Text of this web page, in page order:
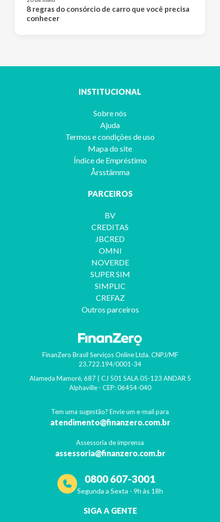
8 regras do consórcio de carro que você precisa
conhecer
INSTITUCIONAL
Sobre nós
Ajuda
Termos e condições de uso
Mapa do site
Índice de Empréstimo
Årsstämma
PARCEIROS
BV
CREDITAS
JBCRED
OMNI
NOVERDE
SUPER SIM
SIMPLIC
CREFAZ
Outros parceiros
FinanZero Brasil Serviços Online Ltda. CNPJ/MF
23.722.194/0001-34
Alameda Mamoré, 687 | CJ 501 SALA 05-123 ANDAR 5
Alphaville- CEP: 06454-040
Tem uma sugestão? Envie um e-mail para
atendimento@finanzero.com.br
Assessoria de imprensa
assessoria@finanzero.com.br
0800 607-3001
Segunda a Sexta - 9h às 18h
SIGA A GENTE